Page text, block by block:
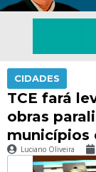
CIDADES
TCE fará
obras
municípios
Luciano Oliveira